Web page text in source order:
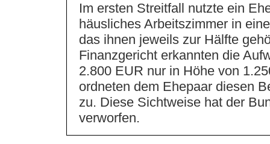
Im ersten Streitfall nutzte ein
häusliches Arbeitszimmer in
das ihnen jeweils zur Hälfte
Finanzgericht erkannten die
2.800 EUR nur in Höhe von
ordneten dem Ehepaar diesen
zu. Diese Sichtweise hat der
verworfen.